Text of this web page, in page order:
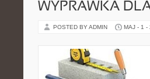
WYPRAWKA
POSTED BY ADMIN MAJ - 1 -